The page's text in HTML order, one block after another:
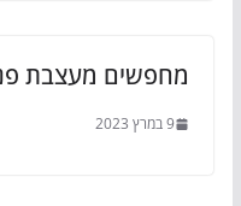
מחפשים מעצבת
9 במרץ 2023